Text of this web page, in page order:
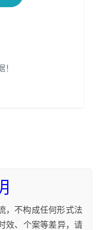
，不构成任何形式法
效、个案等差异，请